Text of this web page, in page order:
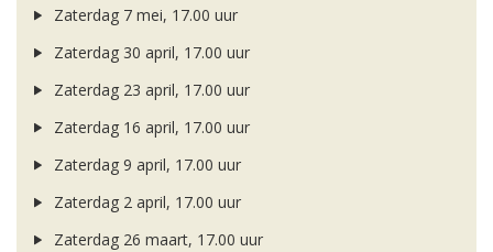
Zaterdag 7 mei, 17.00 uur
Zaterdag 30 april, 17.00 uur
Zaterdag 23 april, 17.00 uur
Zaterdag 16 april, 17.00 uur
Zaterdag 9 april, 17.00 uur
Zaterdag 2 april, 17.00 uur
Zaterdag 26 maart, 17.00 uur